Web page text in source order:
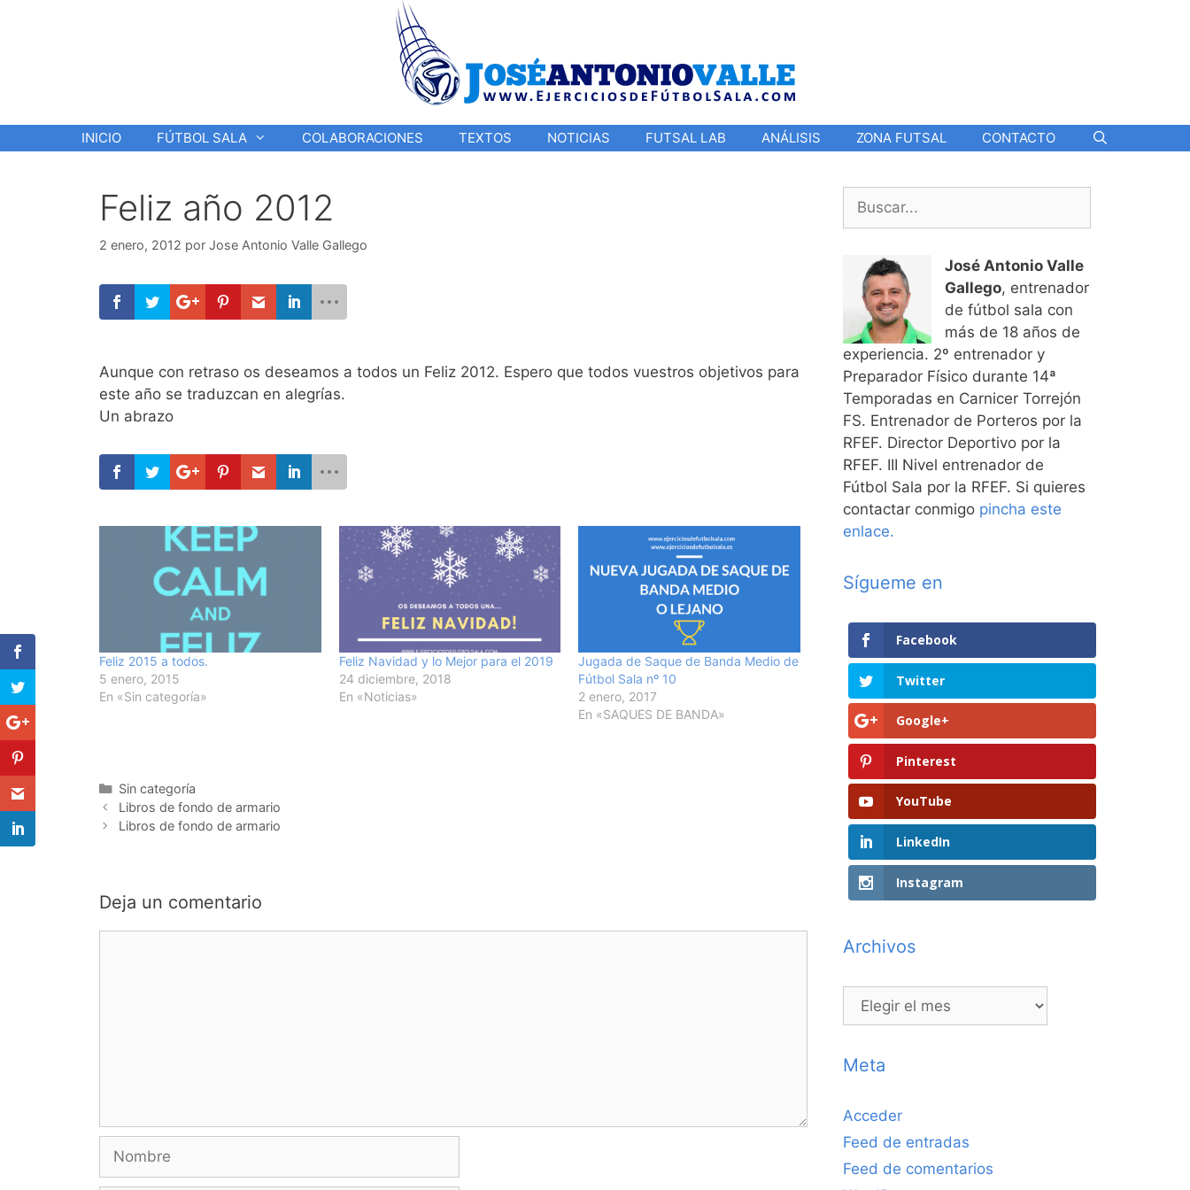
INICIO FÚTBOL SALA COLABORACIONES TEXTOS NOTICIAS FUTSAL LAB ANÁLISIS ZONA FUTSAL CONTACTO
Feliz año 2012
2 enero, 2012 por Jose Antonio Valle Gallego
Aunque con retraso os deseamos a todos un Feliz 2012. Espero que todos vuestros objetivos para
este año se traduzcan en alegrías.
Un abrazo
Feliz 2015 a todos.
5 enero, 2015
En «Sin categoría»
Feliz Navidad y lo Mejor para el 2019
24 diciembre, 2018
En «Noticias»
Jugada de Saque de Banda Medio de
Fútbol Sala nº 10
2 enero, 2017
En «SAQUES DE BANDA»
Categorías
Sin categoría
Navegación
de
Libros de fondo de armario
Libros de fondo de armario
Deja un comentario
Nombre
Buscar:
José Antonio Valle
Gallego, entrenador
de fútbol sala con
más de 18 años de
experiencia. 2º entrenador y
Preparador Físico durante 14ª
Temporadas en Carnicer Torrejón
FS. Entrenador de Porteros por la
RFEF. Director Deportivo por la
RFEF. III Nivel entrenador de
Fútbol Sala por la RFEF. Si quieres
contactar conmigo pincha este
enlace.
Sígueme en
Facebook
Twitter
Google+
Pinterest
YouTube
LinkedIn
Instagram
Archivos
Archivos
Meta
Acceder
Feed de entradas
Feed de comentarios